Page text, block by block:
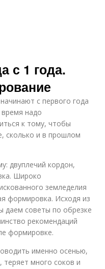
с 1 года.
с первого года
время надо
к тому, чтобы
сколько и в прошлом
двуплечий кордон,
Широко
земледелия
формировка. Исходя из
даем советы по обрезке
рекомендаций
формировке.
именно осенью,
теряет много соков и